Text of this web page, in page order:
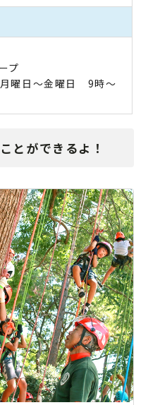
プ
曜日～金曜日 9時～
とができるよ！